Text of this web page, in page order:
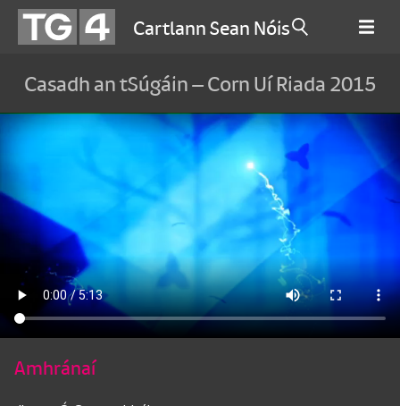
Cartlann Sean Nóis
Casadh an tSúgáin – Corn Uí Riada 2015
Amhránaí